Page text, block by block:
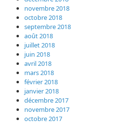
novembre 2018
octobre 2018
septembre 2018
août 2018
juillet 2018
juin 2018
avril 2018
mars 2018
février 2018
janvier 2018
décembre 2017
novembre 2017
octobre 2017